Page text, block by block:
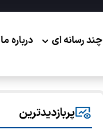
چند رسانه ای درباره ما
پربازدیدترین